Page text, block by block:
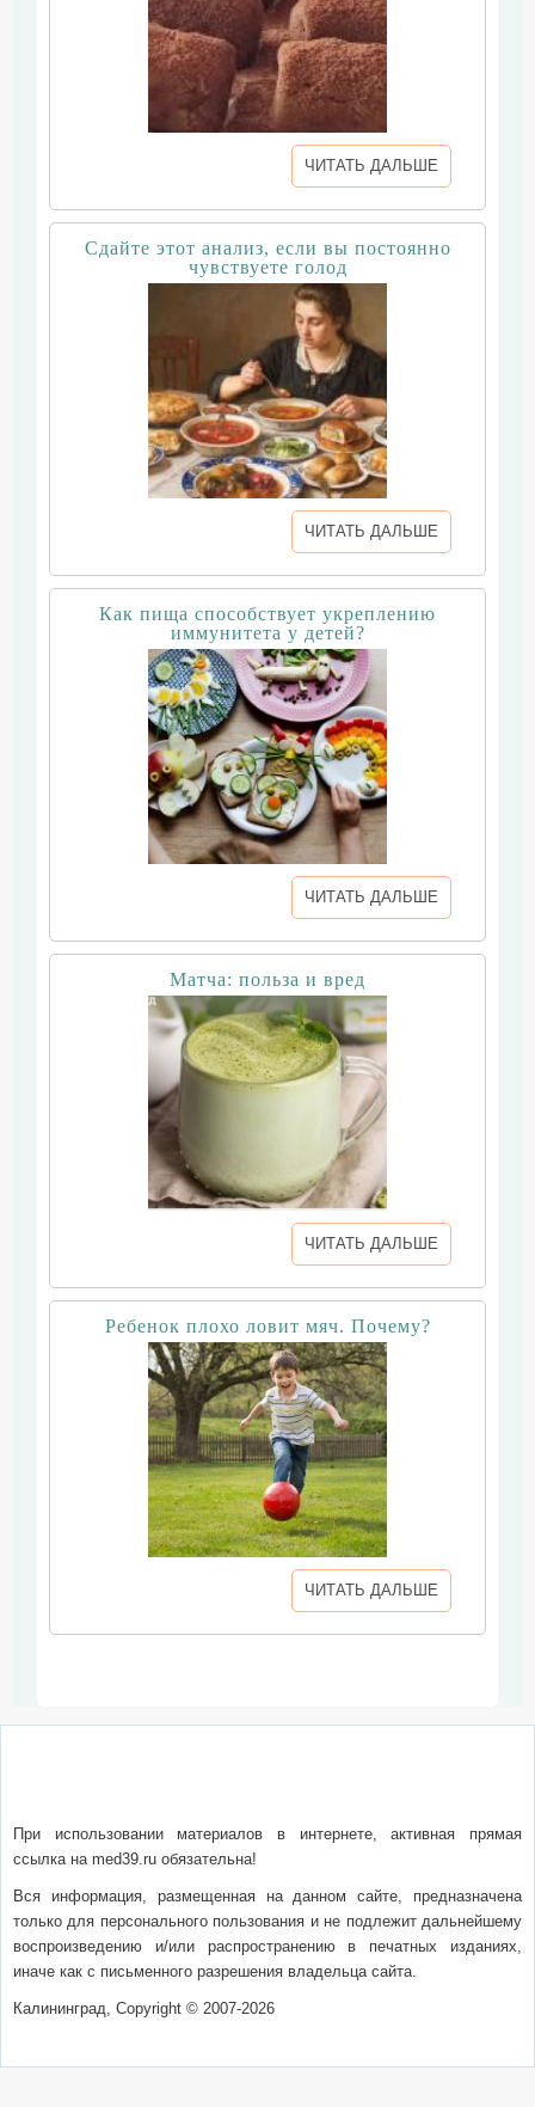
ЧИТАТЬ ДАЛЬШЕ
Сдайте этот анализ, если вы постоянно
чувствуете голод
ЧИТАТЬ ДАЛЬШЕ
Как пища способствует укреплению
иммунитета у детей?
ЧИТАТЬ ДАЛЬШЕ
Матча: польза и вред
ЧИТАТЬ ДАЛЬШЕ
Ребенок плохо ловит мяч. Почему?
ЧИТАТЬ ДАЛЬШЕ
При использовании материалов в интернете, активная прямая
ссылка на med39.ru обязательна!
Вся информация, размещенная на данном сайте, предназначена
только для персонального пользования и не подлежит дальнейшему
воспроизведению и/или распространению в печатных изданиях,
иначе как с письменного разрешения владельца сайта.
Калининград, Copyright © 2007-2026